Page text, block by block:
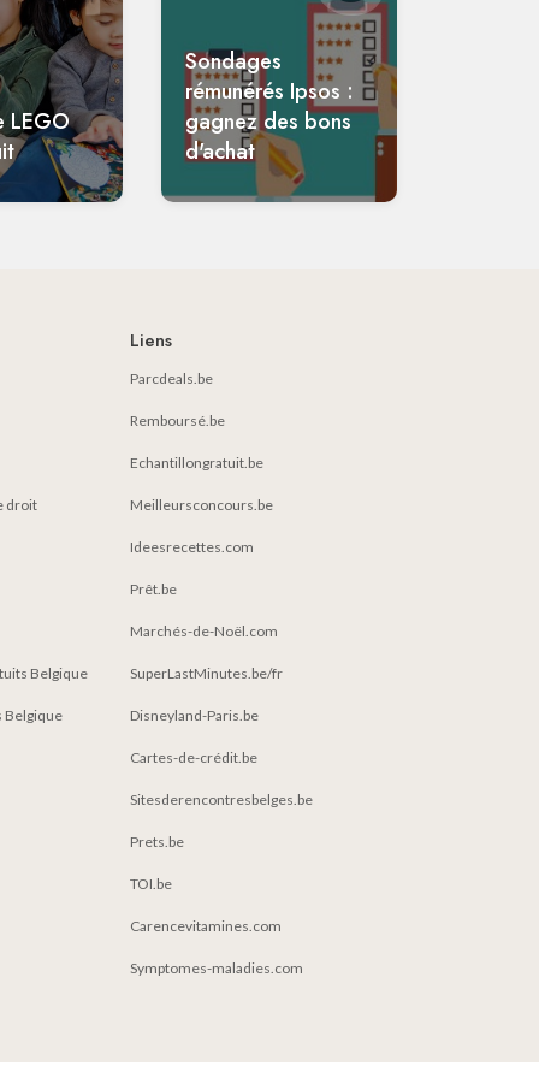
LEGO
Sondages
rémunérés Ipsos :
gagnez des bons
d'achat
droit
Belgique
Belgique
Liens
Parcdeals.be
Remboursé.be
Echantillongratuit.be
Meilleursconcours.be
Ideesrecettes.com
Prêt.be
Marchés-de-Noël.com
SuperLastMinutes.be/fr
Disneyland-Paris.be
Cartes-de-crédit.be
Sitesderencontresbelges.be
Prets.be
TOI.be
Carencevitamines.com
Symptomes-maladies.com